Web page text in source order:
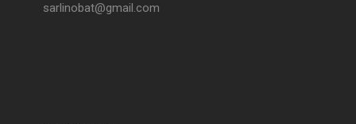
sarlinobat@gmail.com